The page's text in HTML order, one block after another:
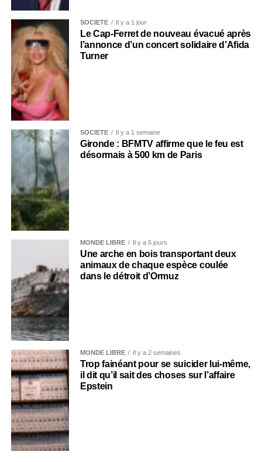
SOCIÉTÉ Il y a 1 jour
Le Cap-Ferret de nouveau évacué après
l’annonce d’un concert solidaire d’Afida
Turner
SOCIÉTÉ Il y a 1 semaine
Gironde : BFMTV affirme que le feu est
désormais à 500 km de Paris
MONDE LIBRE Il y a 6 jours
Une arche en bois transportant deux
animaux de chaque espèce coulée
dans le détroit d’Ormuz
MONDE LIBRE Il y a 2 semaines
Trop fainéant pour se suicider lui-même,
il dit qu’il sait des choses sur l’affaire
Epstein